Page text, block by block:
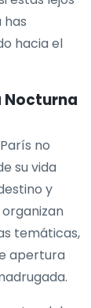
has
hacia el
Nocturna
no
su vida
y
temáticas,
apertura